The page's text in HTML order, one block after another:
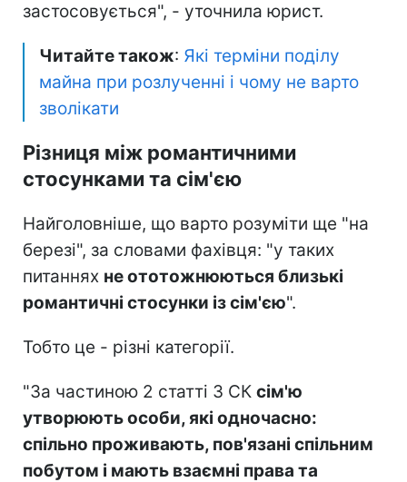
застосовується", - уточнила юрист.
Читайте також: Які терміни поділу
майна при розлученні і чому не варто
зволікати
Різниця між романтичними
стосунками та сім'єю
Найголовніше, що варто розуміти ще "на
березі", за словами фахівця: "у таких
питаннях не ототожнюються близькі
романтичні стосунки із сім'єю".
Тобто це - різні категорії.
"За частиною 2 статті 3 СК сім'ю
утворюють особи, які одночасно:
спільно проживають, пов'язані спільним
побутом і мають взаємні права та